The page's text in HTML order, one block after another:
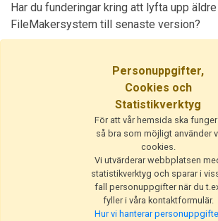
Har du funderingar kring att lyfta upp äldre
FileMakersystem till senaste version?
användarnivå eller som redan arbetar med
FileMakerutveckling. Vi kombinerar
med utveckling av ditt system. Mycket
skräddarsydd utbildning efter dina egna
samtidigt som du förkovrar dig inom
Personuppgifter,
Cookies och
Statistikverktyg
För att vår hemsida ska
så bra som möjligt använder
cookies.
Vi utvärderar webbplatsen
statistikverktyg och sparar i
fall personuppgifter när du
fyller i våra kontaktformulär.
Hur vi hanterar